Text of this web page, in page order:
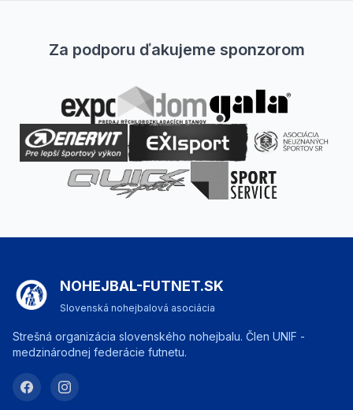
Za podporu ďakujeme sponzorom
NOHEJBAL-FUTNET.SK
Slovenská nohejbalová asociácia
Strešná organizácia slovenského nohejbalu. Člen UNIF -
medzinárodnej federácie futnetu.